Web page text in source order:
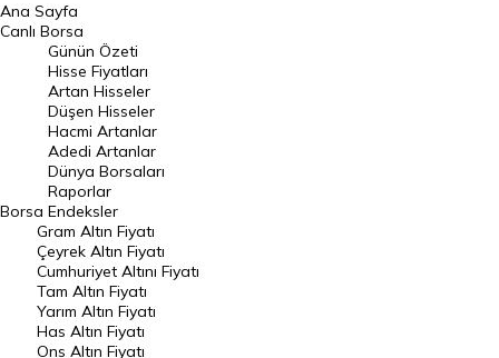
BIST 100 Hisseleri
En Çok Artan Hisseler
En Çok Düşen Hisseler
Hacmi Artanlar
Geçmiş Kapanışlar
Dünya Borsaları
Raporlar
Endeksler
DÖVİZ
Döviz Kuru
Ana Sayfa
Canlı Borsa
Borsa
Günün Özeti
Hisse Fiyatları
Artan Hisseler
Düşen Hisseler
Hacmi Artanlar
Adedi Artanlar
Dünya Borsaları
Raporlar
Endeksler
Gram Altın Fiyatı
Çeyrek Altın Fiyatı
Cumhuriyet Altını Fiyatı
Tam Altın Fiyatı
Yarım Altın Fiyatı
Has Altın Fiyatı
Ons Altın Fiyatı